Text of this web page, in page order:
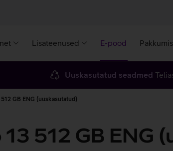
Lisateenused E-pood
Uuskasutatud seadmed
GB ENG (uuskasutatud)
512 GB ENG